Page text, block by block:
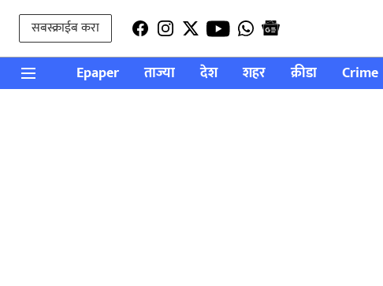
सबस्क्राईब करा
Epaper ताज्या देश शहर क्रीडा Crime